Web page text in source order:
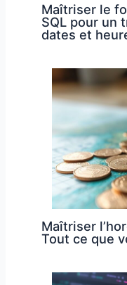
Maîtriser le
SQL pour un
dates et
Maîtriser
Tout ce que